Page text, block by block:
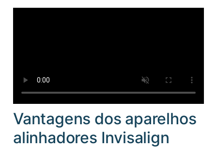
Vantagens dos aparelhos
alinhadores Invisalign